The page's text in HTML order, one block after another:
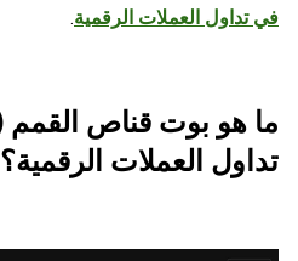
في تداول العملات الرقمية.
تداول العملات الرقمية؟